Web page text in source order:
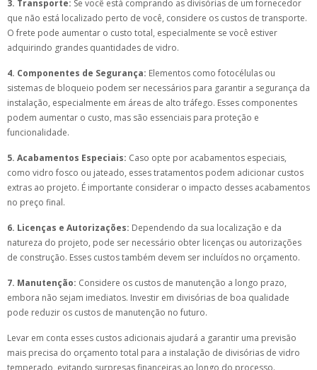
3. Transporte: Se você está comprando as divisórias de um fornecedor
que não está localizado perto de você, considere os custos de transporte.
O frete pode aumentar o custo total, especialmente se você estiver
adquirindo grandes quantidades de vidro.
4. Componentes de Segurança: Elementos como fotocélulas ou
sistemas de bloqueio podem ser necessários para garantir a segurança da
instalação, especialmente em áreas de alto tráfego. Esses componentes
podem aumentar o custo, mas são essenciais para proteção e
funcionalidade.
5. Acabamentos Especiais: Caso opte por acabamentos especiais,
como vidro fosco ou jateado, esses tratamentos podem adicionar custos
extras ao projeto. É importante considerar o impacto desses acabamentos
no preço final.
6. Licenças e Autorizações: Dependendo da sua localização e da
natureza do projeto, pode ser necessário obter licenças ou autorizações
de construção. Esses custos também devem ser incluídos no orçamento.
7. Manutenção: Considere os custos de manutenção a longo prazo,
embora não sejam imediatos. Investir em divisórias de boa qualidade
pode reduzir os custos de manutenção no futuro.
Levar em conta esses custos adicionais ajudará a garantir uma previsão
mais precisa do orçamento total para a instalação de divisórias de vidro